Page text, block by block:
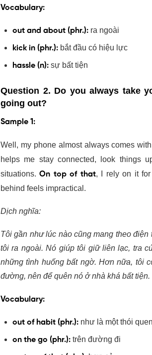
going out?
It helps me stay connected, look things
situations.On top of that, I rely on it for
behind feels impractical.
khi tôi ra ngoài. Nó giúp tôi giữ liên lạc,
lý những tình huống bất ngờ. Hơn nữa,
chỉ đường, nên để quên nó ở nhà khá bất
on the go (phr.):trên đường đi
on top of that (phr.):hơn cả